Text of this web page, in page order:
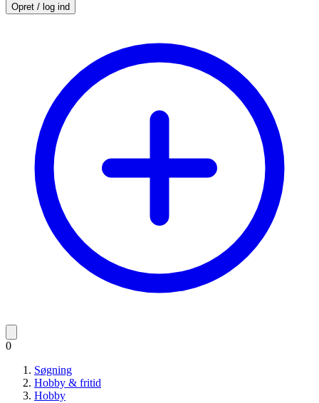
Opret / log ind
0
Søgning
Hobby & fritid
Hobby